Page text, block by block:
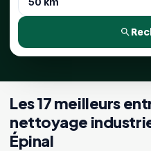
Les 17 meilleurs
nettoyage
Épinal